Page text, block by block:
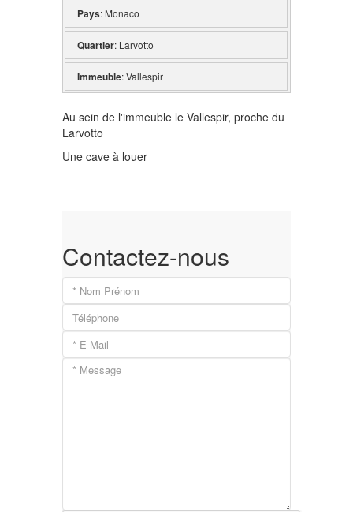
Pays: Monaco
Quartier: Larvotto
Immeuble: Vallespir
Au sein de l'immeuble le Vallespir, proche du
Larvotto
Une cave à louer
Contactez-nous